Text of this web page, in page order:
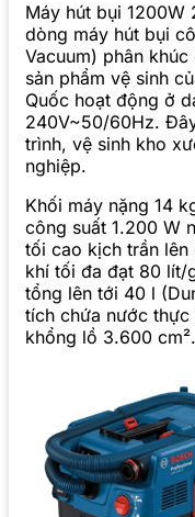
Máy hút bụi 1200W
dòng máy hút bụi
Vacuum) phân
sản phẩm vệ sinh
Quốc hoạt động ở
240V~50/60Hz.
trình, vệ sinh kho
nghiệp.
Khối máy nặng 14
công suất 1.200 W
tối cao kịch trần
khí tối đa đạt 80 lít/
tổng lên tới 40 l
tích chứa nước
khổng lồ 3.600 cm².